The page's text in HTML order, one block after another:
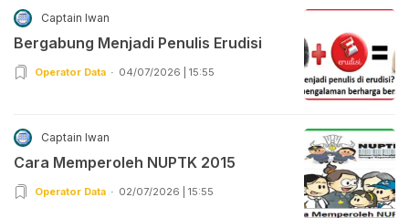
Captain Iwan
Bergabung Menjadi Penulis Erudisi
Operator Data 04/07/2026 | 15:55
Captain Iwan
Cara Memperoleh NUPTK 2015
Operator Data 02/07/2026 | 15:55